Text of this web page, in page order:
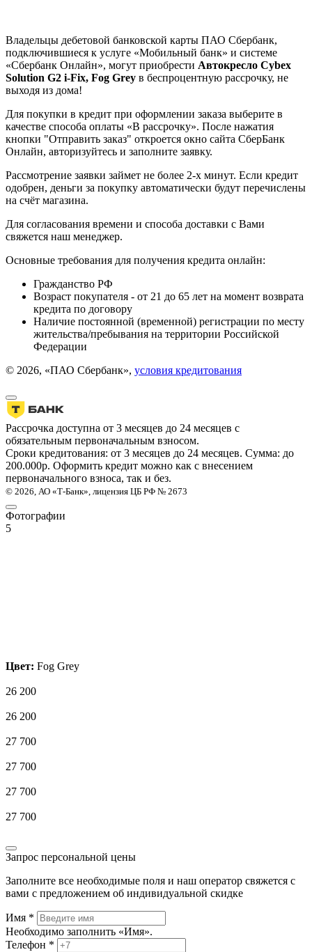
Владельцы дебетовой банковской карты ПАО Сбербанк,
подключившиеся к услуге «Мобильный банк» и системе
«Сбербанк Онлайн», могут приобрести Автокресло Cybex
Solution G2 i-Fix, Fog Grey в беспроцентную рассрочку, не
выходя из дома!
Для покупки в кредит при оформлении заказа выберите в
качестве способа оплаты «В рассрочку». После нажатия
кнопки "Отправить заказ" откроется окно сайта СберБанк
Онлайн, авторизуйтесь и заполните заявку.
Рассмотрение заявки займет не более 2-х минут. Если кредит
одобрен, деньги за покупку автоматически будут перечислены
на счёт магазина.
Для согласования времени и способа доставки с Вами
свяжется наш менеджер.
Основные требования для получения кредита онлайн:
Гражданство РФ
Возраст покупателя - от 21 до 65 лет на момент возврата
кредита по договору
Наличие постоянной (временной) регистрации по месту
жительства/пребывания на территории Российской
Федерации
© 2026, «ПАО Сбербанк», условия кредитования
Рассрочка доступна от 3 месяцев до 24 месяцев с
обязательным первоначальным взносом.
Сроки кредитования: от 3 месяцев до 24 месяцев. Сумма: до
200.000р. Оформить кредит можно как с внесением
первоначального взноса, так и без.
© 2026, АО «Т-Банк», лицензия ЦБ РФ № 2673
Фотографии
5
Цвет: Fog Grey
26 200
26 200
27 700
27 700
27 700
27 700
Запрос персональной цены
Заполните все необходимые поля и наш оператор свяжется с
вами с предложением об индивидуальной скидке
Имя *
Необходимо заполнить «Имя».
Телефон *